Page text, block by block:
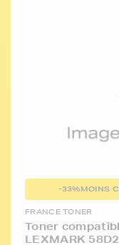
-33%MOINS
FRANCE TONER
Toner
LEXMARK